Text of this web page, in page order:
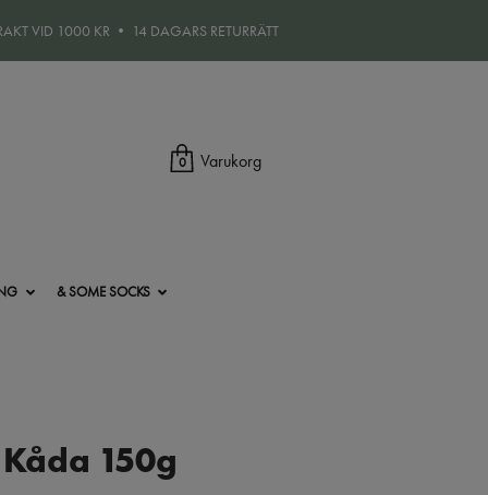
VID 1000 KR • 14 DAGARS RETURRÄTT
0 Varukorg
& SOME SOCKS
150g